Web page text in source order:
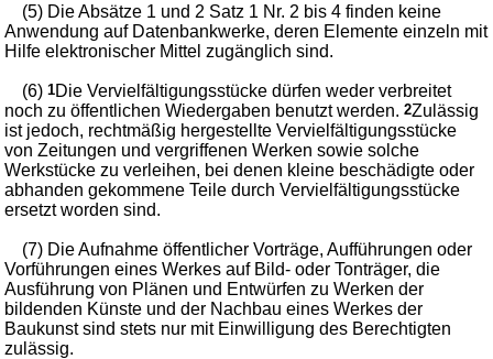
(5) Die Absätze 1 und 2 Satz 1 Nr. 2 bis 4 finden keine
Anwendung auf Datenbankwerke, deren Elemente einzeln mit
Hilfe elektronischer Mittel zugänglich sind.
(6)1Die Vervielfältigungsstücke dürfen weder verbreitet
noch zu öffentlichen Wiedergaben benutzt werden.2Zulässig
ist jedoch, rechtmäßig hergestellte Vervielfältigungsstücke
von Zeitungen und vergriffenen Werken sowie solche
Werkstücke zu verleihen, bei denen kleine beschädigte oder
abhanden gekommene Teile durch Vervielfältigungsstücke
ersetzt worden sind.
(7) Die Aufnahme öffentlicher Vorträge, Aufführungen oder
Vorführungen eines Werkes auf Bild- oder Tonträger, die
Ausführung von Plänen und Entwürfen zu Werken der
bildenden Künste und der Nachbau eines Werkes der
Baukunst sind stets nur mit Einwilligung des Berechtigten
zulässig.